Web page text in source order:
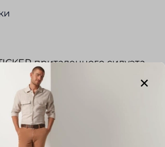
приталенного силуэта
ткани " Performance
ткани обладают :
растяжимости,
и не стесняют движения
поддерживают вентиляцию,